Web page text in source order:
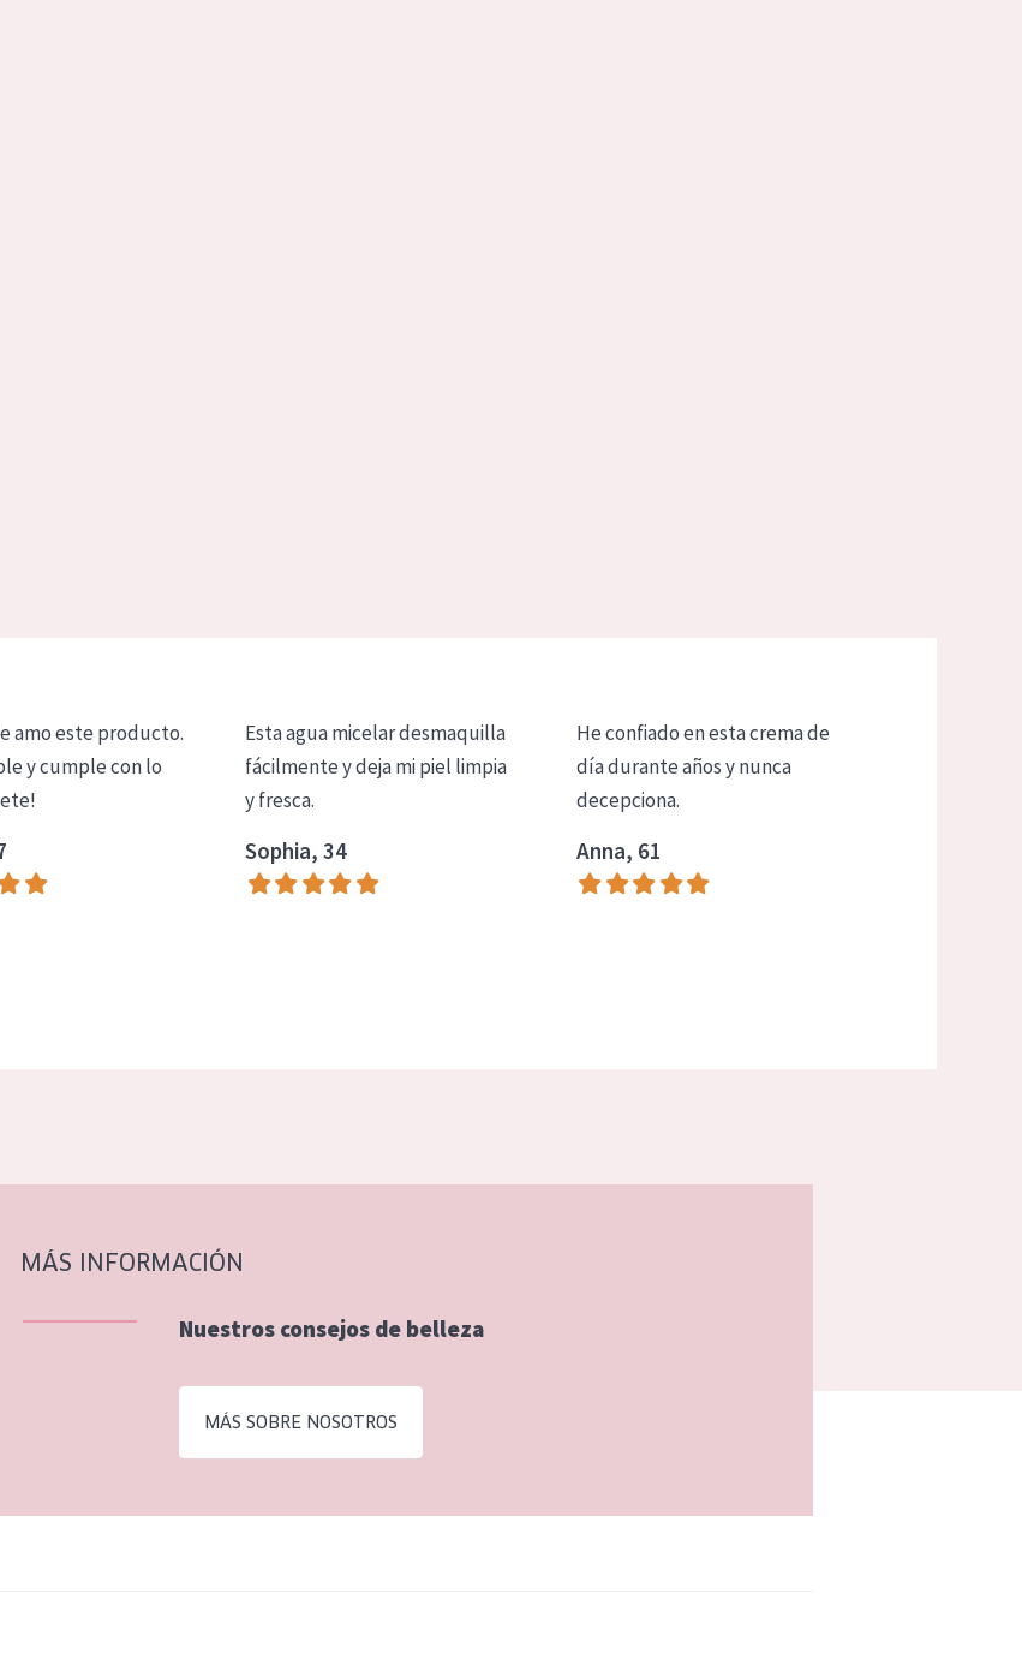
amo este producto.
y cumple con lo
Esta agua micelar desmaquilla
fácilmente y deja mi piel limpia
y fresca.
Sophia, 34
He confiado en esta crema de
día durante años y nunca
decepciona.
Anna, 61
MÁS INFORMACIÓN
Nuestros consejos de belleza
MÁS SOBRE NOSOTROS